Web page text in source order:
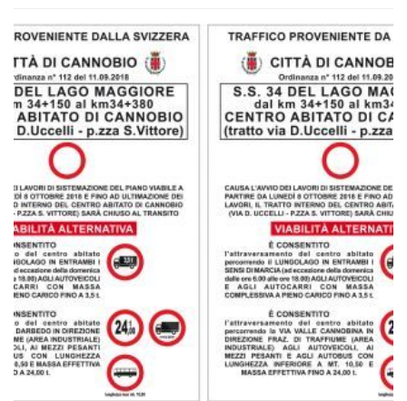
[5]
Le
novità
da
Confartigianato
[6]